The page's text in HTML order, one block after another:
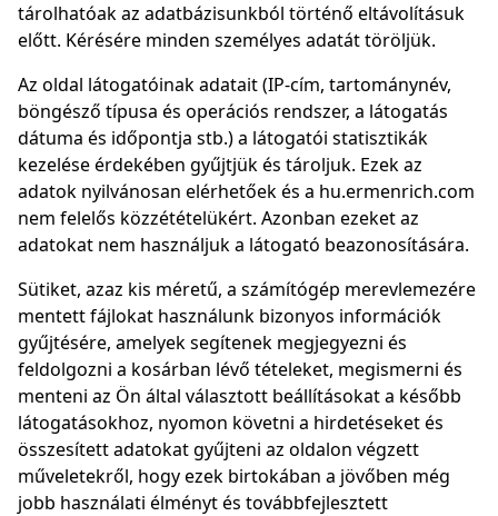
tárolhatóak az adatbázisunkból történő eltávolításuk
előtt. Kérésére minden személyes adatát töröljük.
Az oldal látogatóinak adatait (IP-cím, tartománynév,
böngésző típusa és operációs rendszer, a látogatás
dátuma és időpontja stb.) a látogatói statisztikák
kezelése érdekében gyűjtjük és tároljuk. Ezek az
adatok nyilvánosan elérhetőek és a hu.ermenrich.com
nem felelős közzétételükért. Azonban ezeket az
adatokat nem használjuk a látogató beazonosítására.
Sütiket, azaz kis méretű, a számítógép merevlemezére
mentett fájlokat használunk bizonyos információk
gyűjtésére, amelyek segítenek megjegyezni és
feldolgozni a kosárban lévő tételeket, megismerni és
menteni az Ön által választott beállításokat a később
látogatásokhoz, nyomon követni a hirdetéseket és
összesített adatokat gyűjteni az oldalon végzett
műveletekről, hogy ezek birtokában a jövőben még
jobb használati élményt és továbbfejlesztett